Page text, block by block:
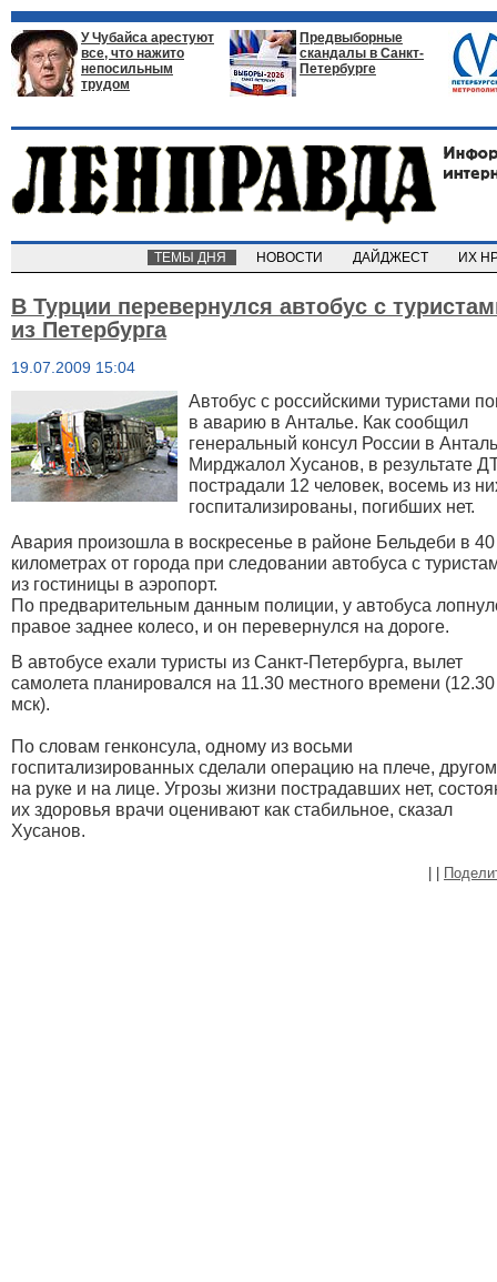
У Чубайса арестуют
все, что нажито
непосильным
трудом
Предвыборные
скандалы в Санкт-
Петербурге
ТЕМЫ ДНЯ НОВОСТИ ДАЙДЖЕСТ ИХ
В Турции перевернулся автобус с
из Петербурга
19.07.2009 15:04
Автобус с российскими туристами
в аварию в Анталье. Как сообщил
генеральный консул России в
Мирджалол Хусанов, в результате
пострадали 12 человек, восемь из
госпитализированы, погибших нет.
Авария произошла в воскресенье в районе Бельдеби в 40
километрах от города при следовании автобуса с
из гостиницы в аэропорт.
По предварительным данным полиции, у автобуса
правое заднее колесо, и он перевернулся на дороге.
В автобусе ехали туристы из Санкт-Петербурга, вылет
самолета планировался на 11.30 местного времени (12.30
мск).
По словам генконсула, одному из восьми
госпитализированных сделали операцию на плече,
на руке и на лице. Угрозы жизни пострадавших нет,
их здоровья врачи оценивают как стабильное, сказал
Хусанов.